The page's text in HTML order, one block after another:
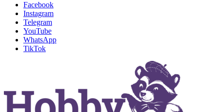
Facebook
Instagram
Telegram
YouTube
WhatsApp
TikTok